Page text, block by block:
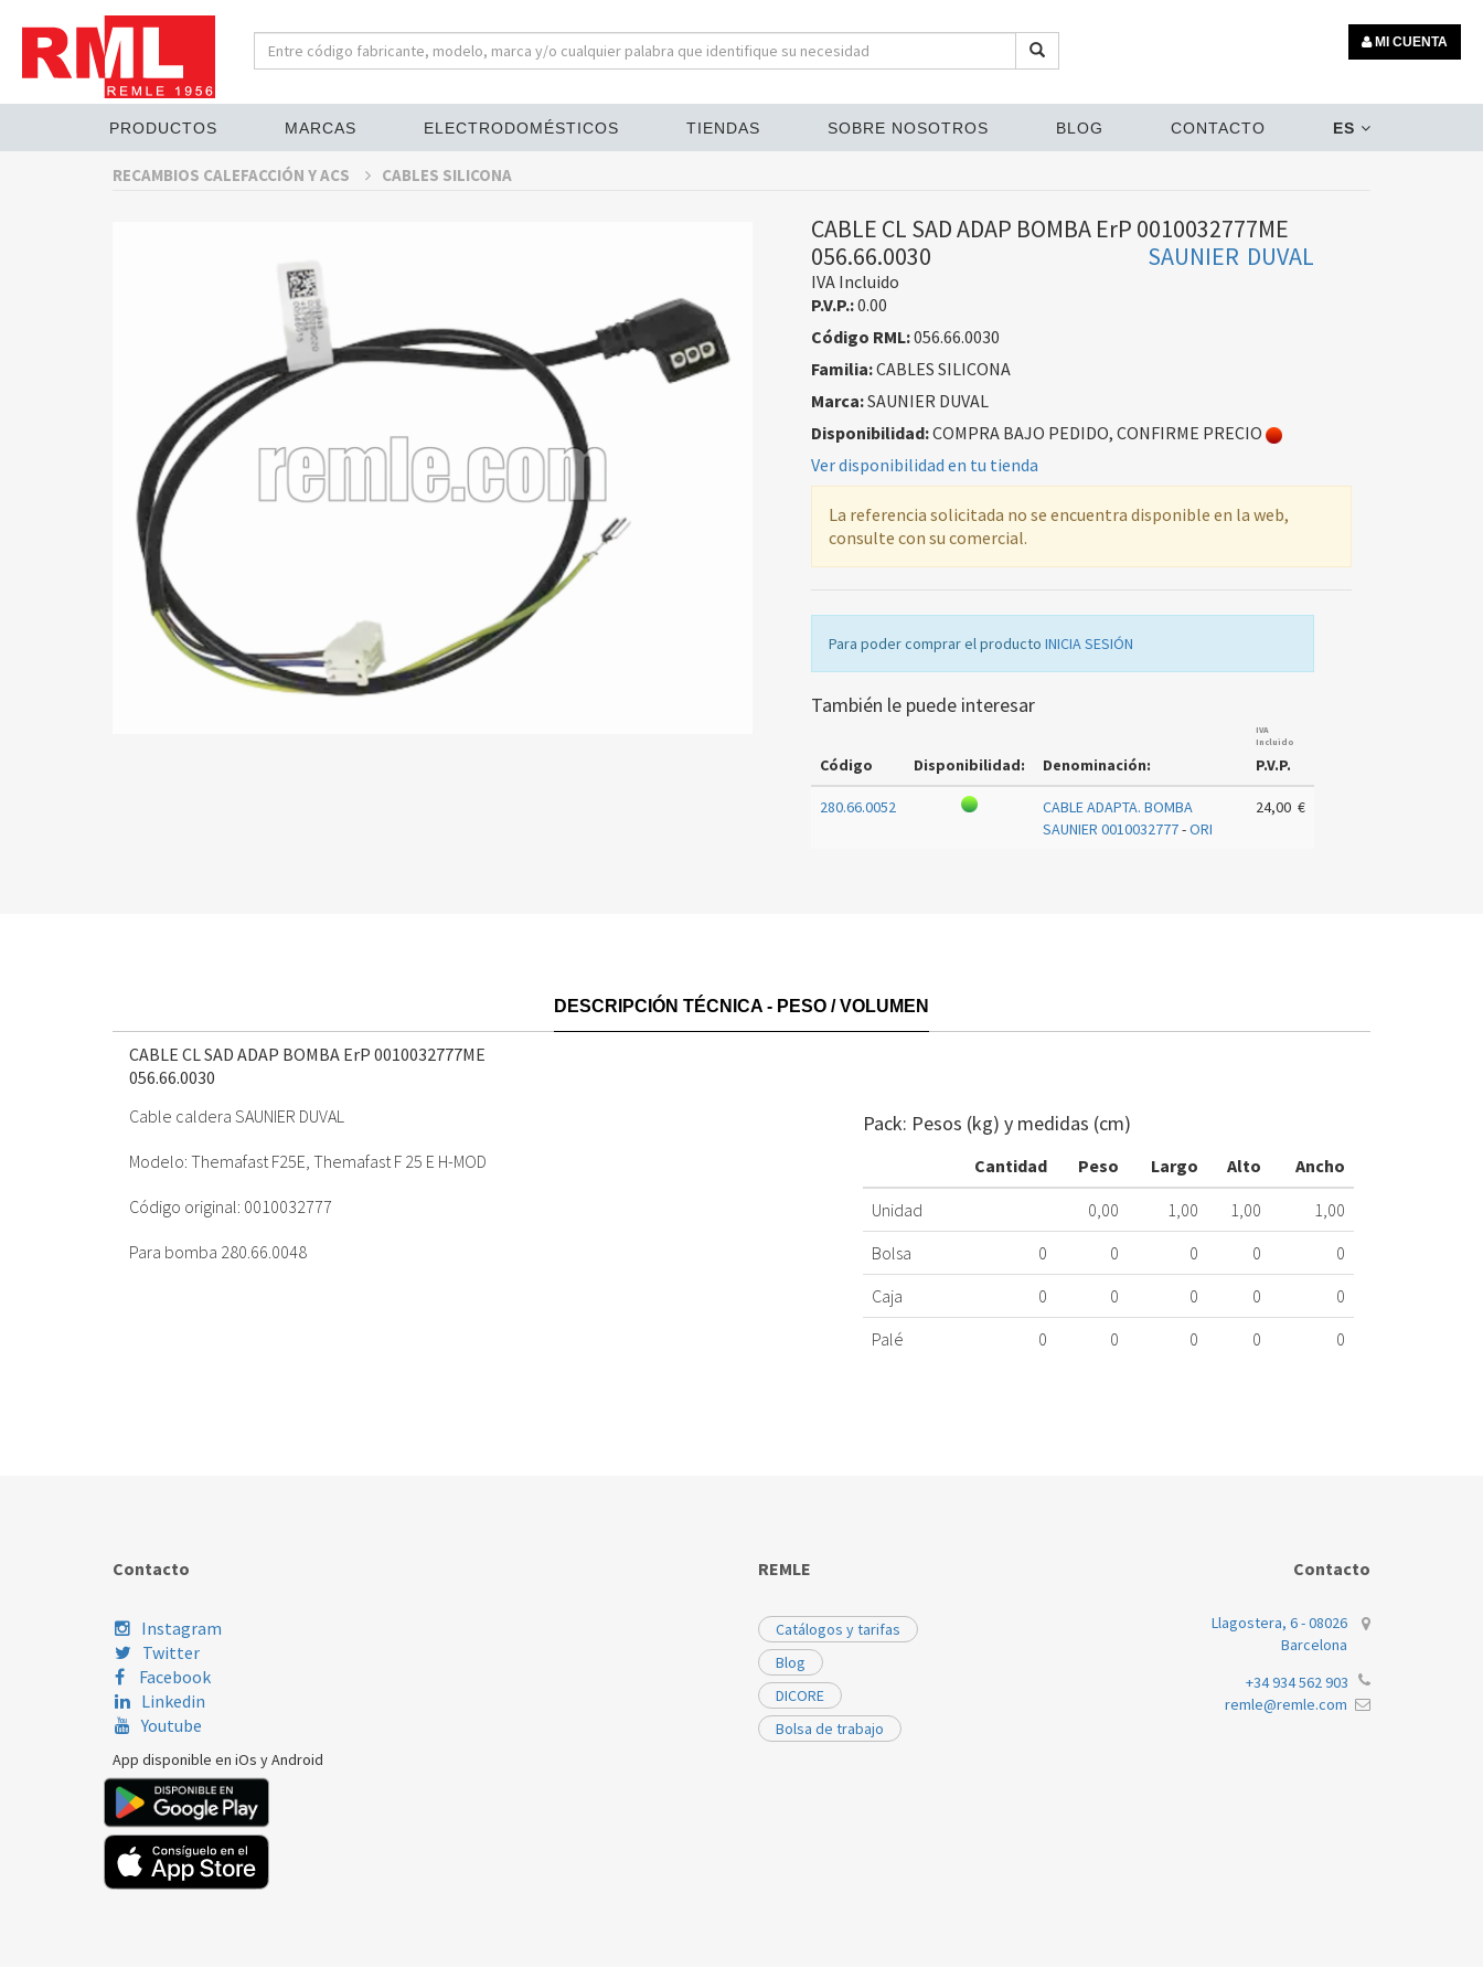
MI CUENTA
PRODUCTOS MARCAS ELECTRODOMÉSTICOS TIENDAS SOBRE NOSOTROS BLOG CONTACTO ES
RECAMBIOS CALEFACCIÓN Y ACS CABLES SILICONA
CABLE CL SAD ADAP BOMBA ErP 0010032777ME
056.66.0030
SAUNIER DUVAL
IVA Incluido
P.V.P.:0.00
Código RML:056.66.0030
Familia:CABLES SILICONA
Marca:SAUNIER DUVAL
Disponibilidad:COMPRA BAJO PEDIDO, CONFIRME PRECIO
Ver disponibilidad en tu tienda
La referencia solicitada no se encuentra disponible en la web,
consulte con su comercial.
Para poder comprar el producto INICIA SESIÓN
También le puede interesar
Código Disponibilidad: Denominación:
IVA
Incluido
P.V.P.
280.66.0052
CABLE ADAPTA. BOMBA
SAUNIER 0010032777-ORI
24,00 €
DESCRIPCIÓN TÉCNICA - PESO / VOLUMEN
CABLE CL SAD ADAP BOMBA ErP 0010032777ME
056.66.0030
Cable caldera SAUNIER DUVAL
Modelo: Themafast F25E, Themafast F 25 E H-MOD
Código original: 0010032777
Para bomba 280.66.0048
Pack: Pesos (kg) y medidas (cm)
Cantidad Peso Largo Alto
Ancho
Unidad
0,00 1,00 1,00
1,00
Bolsa
0 0 0 0
0
Caja
0 0 0 0
0
Palé
0 0 0 0 0
Contacto
Instagram
Twitter
Facebook
Linkedin
Youtube
App disponible en iOs y Android
REMLE
Catálogos y tarifas
Blog
DICORE
Bolsa de trabajo
Contacto
Llagostera, 6 - 08026
Barcelona
+34 934 562 903
remle@remle.com